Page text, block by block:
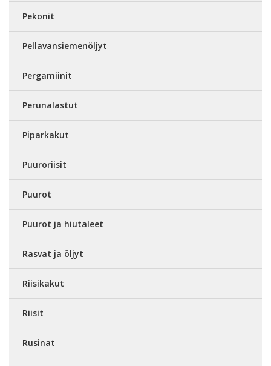
Pekonit
Pellavansiemenöljyt
Pergamiinit
Perunalastut
Piparkakut
Puuroriisit
Puurot
Puurot ja hiutaleet
Rasvat ja öljyt
Riisikakut
Riisit
Rusinat